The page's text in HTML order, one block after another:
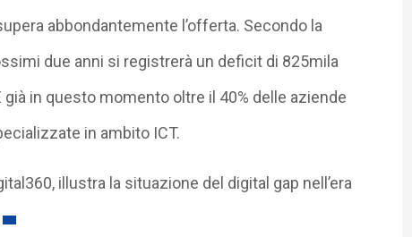
abbondantemente l’offerta. Secondo la
due anni si registrerà un deficit di 825mila
in questo momento oltre il 40% delle aziende
in ambito ICT.
illustra la situazione del digital gap nell’era